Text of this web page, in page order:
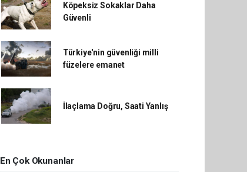
Köpeksiz Sokaklar Daha
Güvenli
Türkiye'nin güvenliği milli
füzelere emanet
İlaçlama Doğru, Saati Yanlış
En Çok Okunanlar